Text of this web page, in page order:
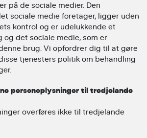
på de sociale medier. Den
sociale medie foretager, ligger uden
kontrol og er udelukkende et
og det sociale medie, som er
brug. Vi opfordrer dig til at gøre
tjenesters politik om behandling
personoplysninger til tredjelande
overføres ikke til tredjelande